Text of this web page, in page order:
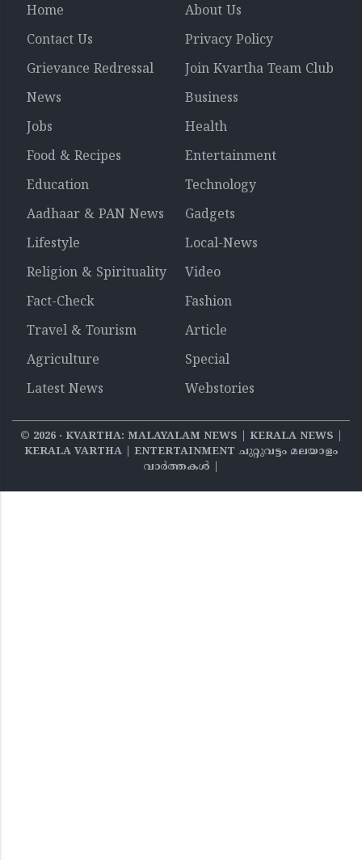
Home
About Us
Contact Us
Privacy Policy
Grievance Redressal
Join Kvartha Team Club
News
Business
Jobs
Health
Food & Recipes
Entertainment
Education
Technology
Aadhaar & PAN News
Gadgets
Lifestyle
Local-News
Religion & Spirituality
Video
Fact-Check
Fashion
Travel & Tourism
Article
Agriculture
Special
Latest News
Webstories
© 2026‧ KVARTHA: MALAYALAM NEWS | KERALA NEWS |
KERALA VARTHA | ENTERTAINMENT ചുറ്റുവട്ടം മലയാളം
വാര്‍ത്തകൾ |